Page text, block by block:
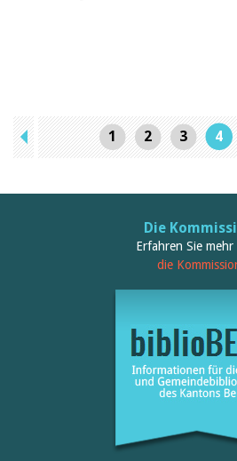
1 2 3 4
Die
Erfahren Sie
die